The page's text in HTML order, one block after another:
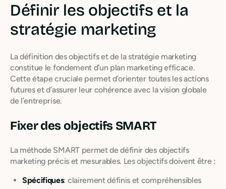
Définir les objectifs et la
stratégie marketing
La définition des objectifs et de la stratégie marketing
constitue le fondement d’un plan marketing efficace.
Cette étape cruciale permet d’orienter toutes les actions
futures et d’assurer leur cohérence avec la vision globale
de l’entreprise.
Fixer des objectifs SMART
La méthode SMART permet de définir des objectifs
marketing précis et mesurables. Les objectifs doivent être :
Spécifiques: clairement définis et compréhensibles